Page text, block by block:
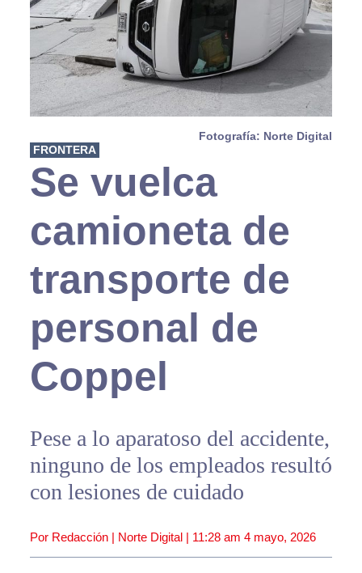
Fotografía: Norte Digital
FRONTERA
Se vuelca
camioneta de
transporte de
personal de
Coppel
Pese a lo aparatoso del accidente,
ninguno de los empleados resultó
con lesiones de cuidado
Por Redacción | Norte Digital | 11:28 am 4 mayo, 2026